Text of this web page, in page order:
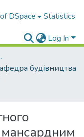
DSpace Statistics
Log In
освіти
будівництва